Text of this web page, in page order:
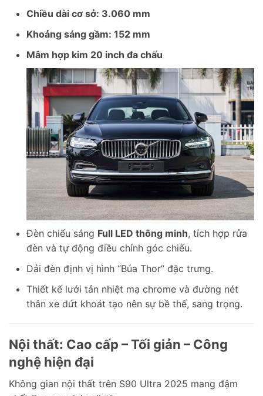
Chiều dài cơ sở: 3.060 mm
Khoảng sáng gầm: 152 mm
Mâm hợp kim 20 inch đa chấu
Đèn chiếu sáng Full LED thông minh, tích hợp rửa
đèn và tự động điều chỉnh góc chiếu.
Dải đèn định vị hình “Búa Thor” đặc trưng.
Thiết kế lưới tản nhiệt mạ chrome và đường nét
thân xe dứt khoát tạo nên sự bề thế, sang trọng.
Nội thất: Cao cấp – Tối giản – Công
nghệ hiện đại
Không gian nội thất trên S90 Ultra 2025 mang đậm